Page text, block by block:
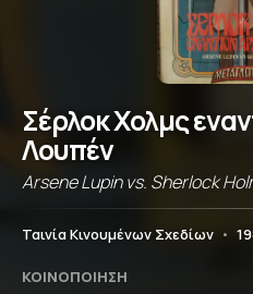
Σέρλοκ Χολμς
Λουπέν
Arsene Lupin vs. Sherlock
Ταινία Κινουμένων Σχεδίων •
ΚΟΙΝΟΠΟΊΗΣΗ